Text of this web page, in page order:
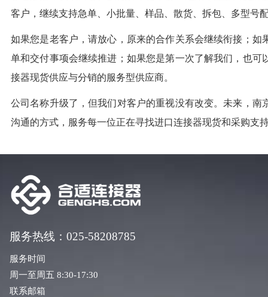
客户，继续支持急单、小批量、样品、散货、拆包、多型号
如果您是老客户，请放心，原来的合作关系会继续衔接；
单和交付事项会继续推进；如果您是第一次了解我们，也
接器现货供应与分销的服务型供应商。
公司名称升级了，但我们对客户的重视没有改变。未来，
沟通的方式，服务每一位正在寻找进口连接器现货和采购支
服务热线：025-58208785
服务时间
周一至周五 8:30-17:30
联系邮箱